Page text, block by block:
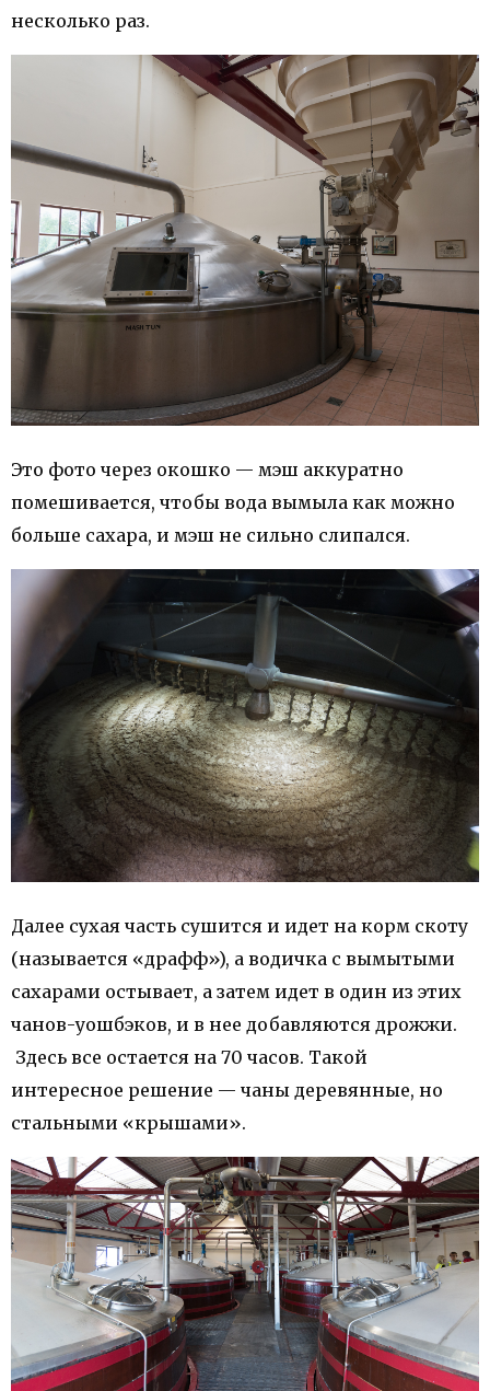
несколько раз.
Это фото через окошко — мэш аккуратно
помешивается, чтобы вода вымыла как можно
больше сахара, и мэш не сильно слипался.
Далее сухая часть сушится и идет на корм скоту
(называется «драфф»), а водичка с вымытыми
сахарами остывает, а затем идет в один из этих
чанов-уошбэков, и в нее добавляются дрожжи.
Здесь все остается на 70 часов. Такой
интересное решение — чаны деревянные, но
стальными «крышами».